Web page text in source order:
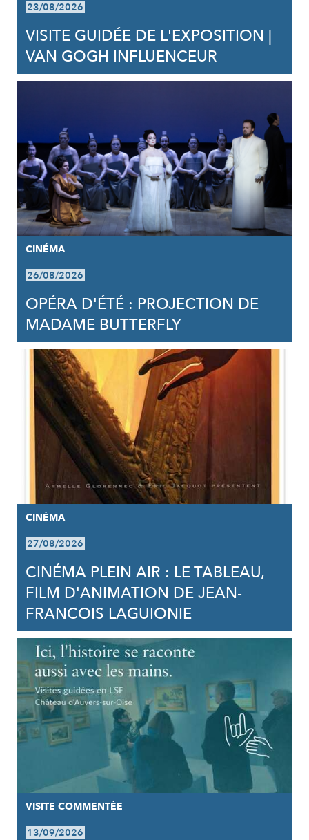
23/08/2026
VISITE GUIDÉE DE L'EXPOSITION |
VAN GOGH INFLUENCEUR
CINÉMA
26/08/2026
OPÉRA D'ÉTÉ : PROJECTION DE
MADAME BUTTERFLY
CINÉMA
27/08/2026
CINÉMA PLEIN AIR : LE TABLEAU,
FILM D'ANIMATION DE JEAN-
FRANCOIS LAGUIONIE
VISITE COMMENTÉE
13/09/2026